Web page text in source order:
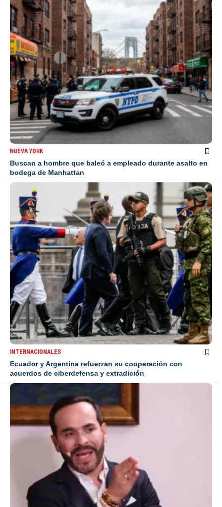
NUEVA YORK
Buscan a hombre que baleó a empleado durante asalto en
bodega de Manhattan
INTERNACIONALES
Ecuador y Argentina refuerzan su cooperación con
acuerdos de ciberdefensa y extradición